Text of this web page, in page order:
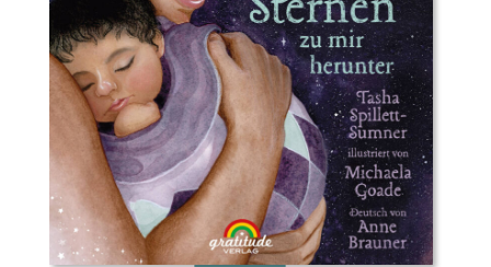
Genre:Bilderbuch
Typ:Gebunden
Seiten:32
ISBN:978-3-9820768-7-4
Preis:20.00 €
Erscheingsdatum:23.11.23
zum Shop